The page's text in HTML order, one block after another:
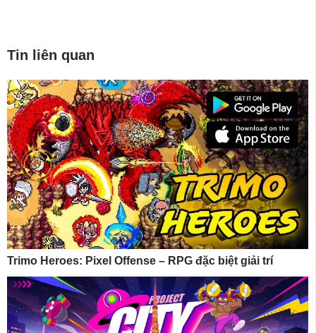
Tin liên quan
Trimo Heroes: Pixel Offense – RPG đặc biệt giải trí